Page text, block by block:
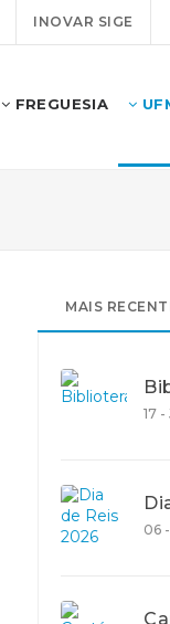
INOVAR SIGE
FREGUESIA
MAIS
17
06